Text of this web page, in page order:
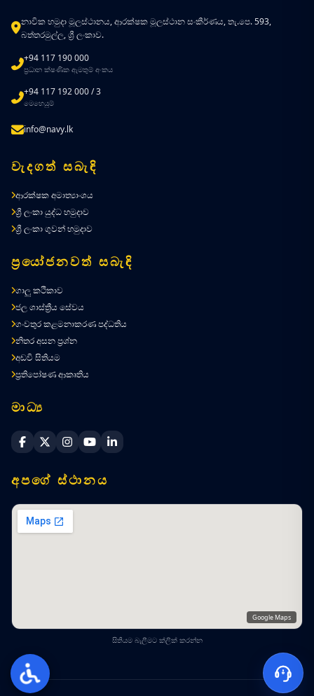
නාවික හමුදා මූලස්ථානය, ආරක්ෂක මූලස්ථාන සංකීර්ණය, තැ.පෙ. 593,
බත්තරමුල්ල, ශ්‍රී ලංකාව.
+94 117 190 000
ප්‍රධාන ක්ෂණික ඇමතුම් අංකය
+94 117 192 000 / 3
මෙහෙයුම්
info@navy.lk
වැදගත් සබැඳි
ආරක්ෂක අමාත්‍යාංශය
ශ්‍රී ලංකා යුද්ධ හමුදාව
ශ්‍රී ලංකා ගුවන් හමුදාව
ප්‍රයෝජනවත් සබැඳි
ගාලු කථිකාව
ජල ශාස්ත්‍රීය සේවය
ගංවතුර කළමනාකරණ පද්ධතිය
නිතර අසන ප්‍රශ්න
අඩවි සිතියම
ප්‍රතිපෝෂණ ආකෘතිය
මාධ්‍ය
Sri Lanka Navy Facebook
Sri Lanka Navy X
Sri Lanka Navy Instagram
Sri Lanka Navy YouTube
Sri Lanka Navy LinkedIn
අපගේ ස්ථානය
Google Maps
සිතියම බැලීමට ක්ලික් කරන්න